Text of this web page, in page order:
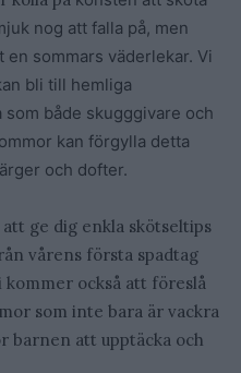
nog att falla på, men
en sommars väderlekar. Vi
bli till hemliga
både skugggivare och
kan förgylla detta
och dofter.
ge dig enkla skötseltips
vårens första spadtag
också att föreslå
som inte bara är vackra
barnen att upptäcka och